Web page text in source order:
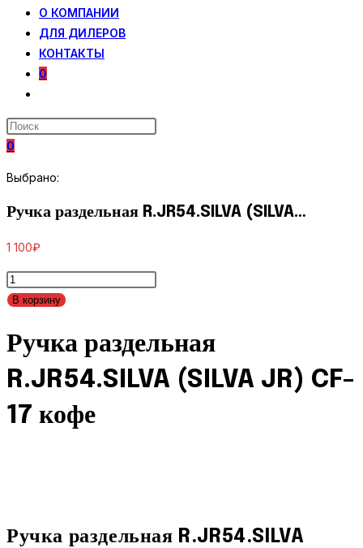
О КОМПАНИИ
ДЛЯ ДИЛЕРОВ
КОНТАКТЫ
0
ПО
САЙТУ
0
Выбрано:
Ручка раздельная R.JR54.SILVA (SILVA…
1 100₽
Количество
товара
раздельная
R.JR54.SILVA
(SILVA
CF-
В корзину
Ручка раздельная
R.JR54.SILVA (SILVA JR) CF-
17 кофе
Ручка раздельная R.JR54.SILVA